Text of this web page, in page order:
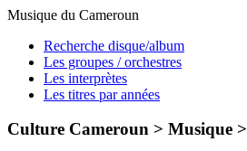
Musique du Cameroun
Recherche disque/album
Les groupes / orchestres
Les interprètes
Les titres par années
Culture Cameroun > Musique >